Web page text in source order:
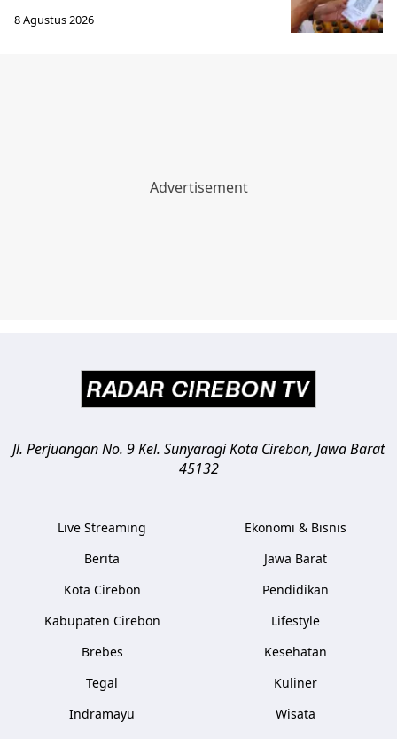
8 Agustus 2026
Jl. Perjuangan No. 9 Kel. SunyaragiKota Cirebon, Jawa Barat
45132
Live Streaming
Berita
Kota Cirebon
Kabupaten Cirebon
Brebes
Tegal
Indramayu
Ekonomi & Bisnis
Jawa Barat
Pendidikan
Lifestyle
Kesehatan
Kuliner
Wisata